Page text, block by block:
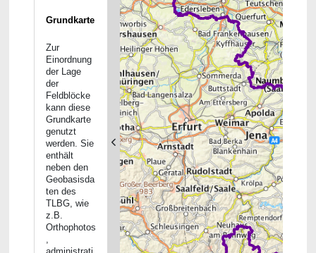
Grundkarte
Zur
Einordnung
der Lage
der
Feldblöcke
kann diese
Grundkarte
genutzt
werden. Sie
enthält
neben den
Geobasisda
ten des
TLBG, wie
z.B.
Orthophotos
,